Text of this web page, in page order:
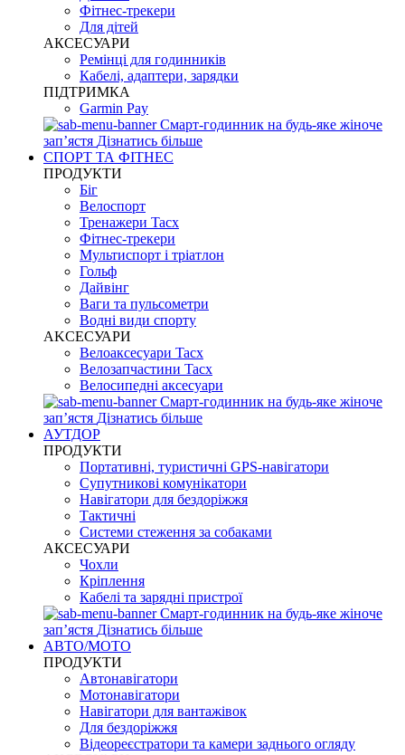
Фітнес-трекери
Для дітей
АКСЕСУАРИ
Ремінці для годинників
Кабелі, адаптери, зарядки
ПІДТРИМКА
Garmin Pay
Смарт-годинник на будь-яке жіноче
запʼястя Дізнатись більше
СПОРТ ТА ФІТНЕС
ПРОДУКТИ
Біг
Велоспорт
Тренажери Tacx
Фітнес-трекери
Мультиспорт і тріатлон
Гольф
Дайвінг
Ваги та пульсометри
Водні види спорту
AKCЕСУАРИ
Велоаксесуари Tacx
Велозапчастини Tacx
Велосипедні аксесуари
Смарт-годинник на будь-яке жіноче
запʼястя Дізнатись більше
АУТДОР
ПРОДУКТИ
Портативні, туристичні GPS-навігатори
Супутникові комунікатори
Навігатори для бездоріжжя
Тактичні
Системи стеження за собаками
АКСЕСУАРИ
Чохли
Кріплення
Кабелі та зарядні пристрої
Смарт-годинник на будь-яке жіноче
запʼястя Дізнатись більше
АВТО/МОТО
ПРОДУКТИ
Автонавігатори
Мотонавігатори
Навігатори для вантажівок
Для бездоріжжя
Відеореєстратори та камери заднього огляду